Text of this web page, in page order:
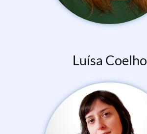
Luísa Coelho